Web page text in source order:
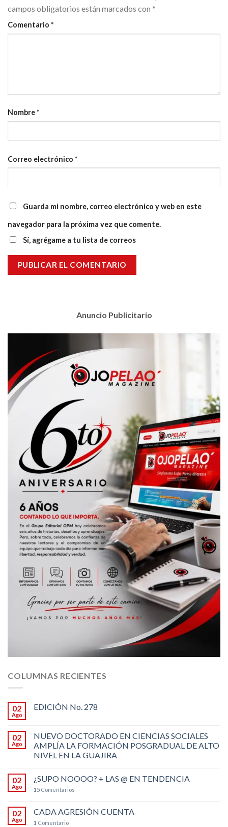
campos obligatorios están marcados con *
Comentario *
Nombre*
Correo electrónico *
Guarda mi nombre, correo electrónico y web en este
navegador para la próxima vez que comente.
Sí, agrégame a tu lista de correos
Anuncio Publicitario
COLUMNAS RECIENTES
02
Ago
EDICIÓN No. 278
02
Ago
NUEVO DOCTORADO EN CIENCIAS SOCIALES
AMPLÍA LA FORMACIÓN POSGRADUAL DE ALTO
NIVEL EN LA GUAJIRA
02
Ago
¿SUPO NOOOO? + LAS @ EN TENDENCIA
15 Comentarios
02
Ago
CADA AGRESIÓN CUENTA
1 Comentario